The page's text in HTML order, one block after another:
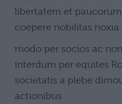
libertatem et
coepere nobilitas
modo per socios ac
interdum per equites
societatis a plebe
actionibus